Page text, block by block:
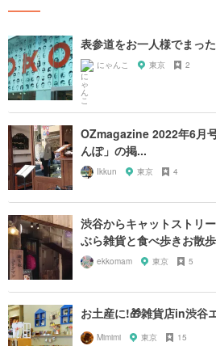
表参道をお一人様でまっ
にゃんこ 東京 2
OZmagazine 2022年6月
んぽ」の掲...
Ikkun 東京 4
渋谷からキャットストリ
ぶら雑貨と食べ歩きお散
ekkomam 東京 5
お土産に!🎁雑貨店in渋谷
Mimimi 東京 15